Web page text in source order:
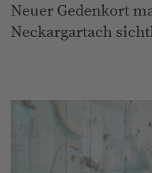
Neuer Gedenkort
Neckargartach